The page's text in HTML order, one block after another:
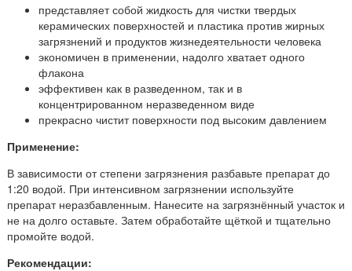
представляет собой жидкость для чистки твердых
керамических поверхностей и пластика против жирных
загрязнений и продуктов жизнедеятельности человека
экономичен в применении, надолго хватает одного
флакона
эффективен как в разведенном, так и в
концентрированном неразведенном виде
прекрасно чистит поверхности под высоким давлением
Применение:
В зависимости от степени загрязнения разбавьте препарат до
1:20 водой. При интенсивном загрязнении используйте
препарат неразбавленным. Нанесите на загрязнённый участок и
не на долго оставьте. Затем обработайте щёткой и тщательно
промойте водой.
Рекомендации: